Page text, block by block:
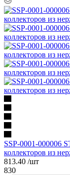
SSP-0001-000006
коллекторов из
813.40 /шт
830